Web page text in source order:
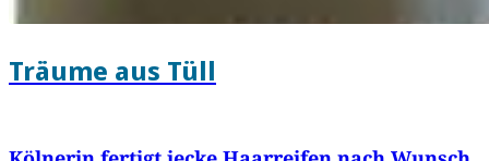
Träume aus Tüll